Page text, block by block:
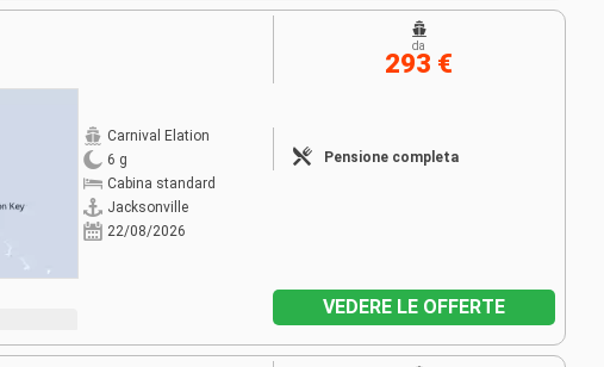
Carnival Elation
6 g
Cabina standard
Jacksonville
22/08/2026
Pensione completa
da
293 €
VEDERE LE OFFERTE